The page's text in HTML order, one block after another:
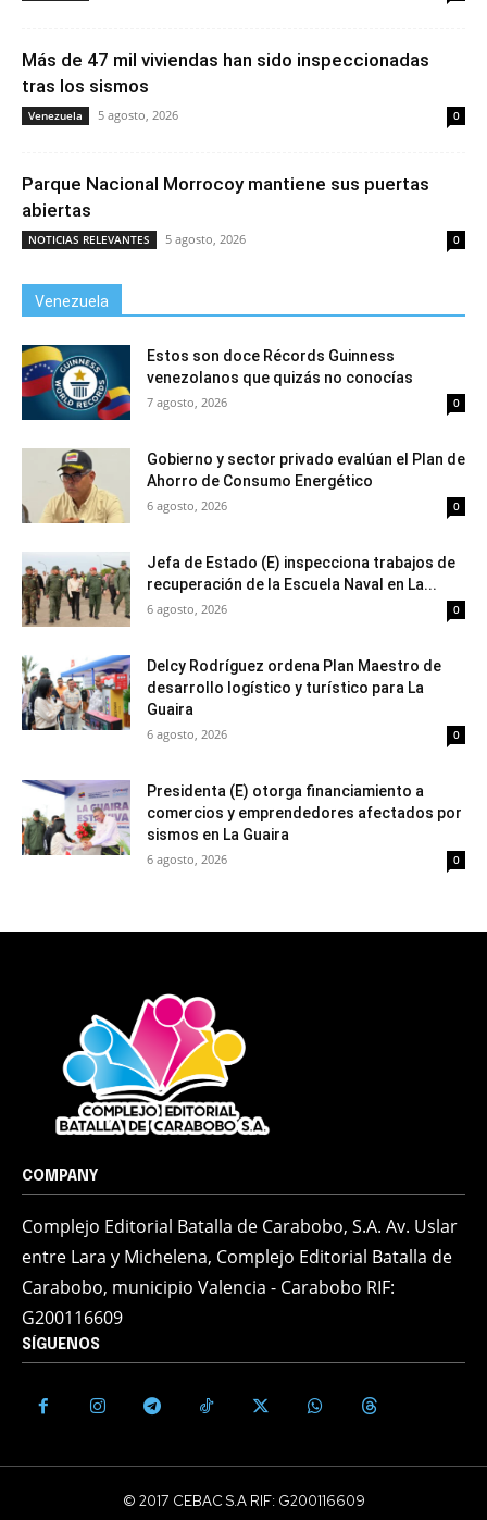
Más de 47 mil viviendas han sido inspeccionadas
tras los sismos
Venezuela 5 agosto, 2026 0
Parque Nacional Morrocoy mantiene sus puertas
abiertas
NOTICIAS RELEVANTES 5 agosto, 2026 0
Venezuela
Estos son doce Récords Guinness
venezolanos que quizás no conocías
7 agosto, 2026 0
Gobierno y sector privado evalúan el Plan de
Ahorro de Consumo Energético
6 agosto, 2026 0
Jefa de Estado (E) inspecciona trabajos de
recuperación de la Escuela Naval en La...
6 agosto, 2026 0
Delcy Rodríguez ordena Plan Maestro de
desarrollo logístico y turístico para La
Guaira
6 agosto, 2026 0
Presidenta (E) otorga financiamiento a
comercios y emprendedores afectados por
sismos en La Guaira
6 agosto, 2026 0
COMPANY
Complejo Editorial Batalla de Carabobo, S.A. Av. Uslar
entre Lara y Michelena, Complejo Editorial Batalla de
Carabobo, municipio Valencia - Carabobo RIF:
G200116609
SÍGUENOS
© 2017 CEBAC S.A RIF: G200116609